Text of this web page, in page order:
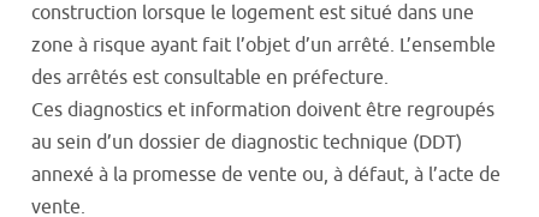
construction lorsque le logement est situé dans une
zone à risque ayant fait l’objet d’un arrêté. L’ensemble
des arrêtés est consultable en préfecture.
Ces diagnostics et information doivent être regroupés
au sein d’un dossier de diagnostic technique (DDT)
annexé à la promesse de vente ou, à défaut, à l’acte de
vente.